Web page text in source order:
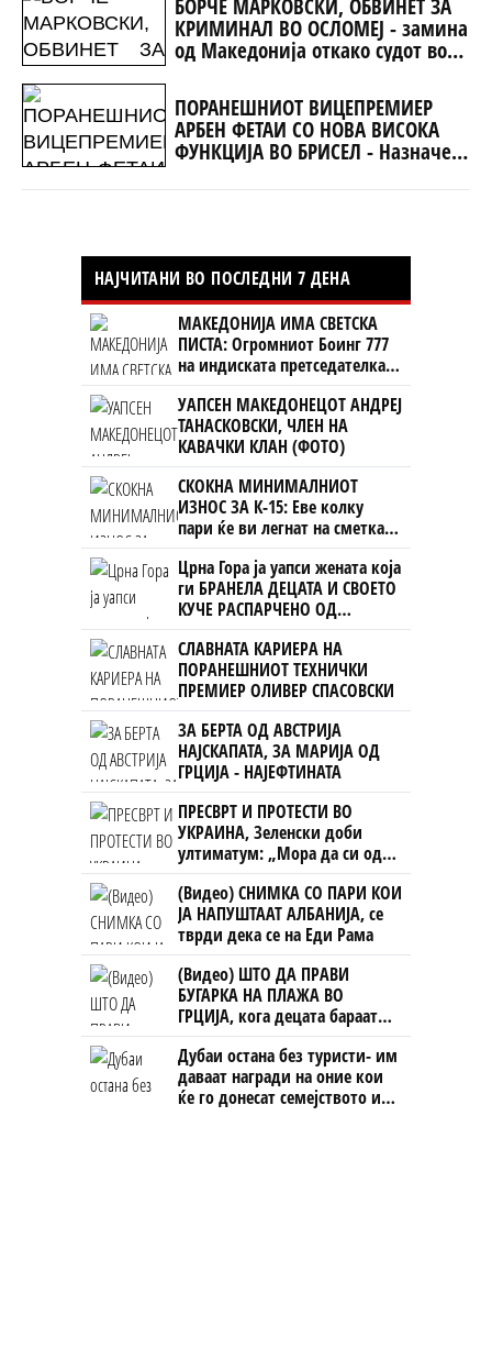
КРИМИНАЛ ВО ОСЛОМЕЈ - замина
од Македонија откако судот во
Струга решил така
ПОРАНЕШНИОТ ВИЦЕПРЕМИЕР
АРБЕН ФЕТАИ СО НОВА ВИСОКА
ФУНКЦИЈА ВО БРИСЕЛ - Назначен
за специјален пратеник за ЕУ
НАЈЧИТАНИ ВО ПОСЛЕДНИ 7 ДЕНА
МАКЕДОНИЈА ИМА СВЕТСКА
ПИСТА: Огромниот Боинг 777
на индиската претседателка
на Меѓународниот Аеродром
Скопје
УАПСЕН МАКЕДОНЕЦОТ АНДРЕЈ
ТАНАСКОВСКИ, ЧЛЕН НА
КАВАЧКИ КЛАН (ФОТО)
СКОКНА МИНИМАЛНИОТ
ИЗНОС ЗА К-15: Еве колку
пари ќе ви легнат на сметка
годинава
Црна Гора ја уапси жената која
ги БРАНЕЛА ДЕЦАТА И СВОЕТО
КУЧЕ РАСПАРЧЕНО ОД
ШАРПЛАНИНЕЦ?!
СЛАВНАТА КАРИЕРА НА
ПОРАНЕШНИОТ ТЕХНИЧКИ
ПРЕМИЕР ОЛИВЕР СПАСОВСКИ
ЗА БЕРТА ОД АВСТРИЈА
НАЈСКАПАТА, ЗА МАРИЈА ОД
ГРЦИЈА - НАЈЕФТИНАТА
ПРЕСВРТ И ПРОТЕСТИ ВО
УКРАИНА, Зеленски доби
ултиматум: „Мора да си оди,
крајниот рок е петок!“
(Видео) СНИМКА СО ПАРИ КОИ
ЈА НАПУШТААТ АЛБАНИЈА, се
тврди дека се на Еди Рама
(Видео) ШТО ДА ПРАВИ
БУГАРКА НА ПЛАЖА ВО
ГРЦИЈА, кога децата бараат
домашно месо
Дубаи остана без туристи- им
даваат награди на оние кои
ќе го донесат семејството или